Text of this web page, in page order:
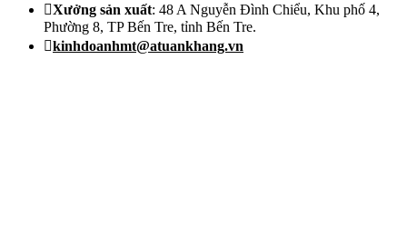
Xưởng sản xuất: 48 A Nguyễn Đình Chiểu, Khu phố 4,
Phường 8, TP Bến Tre, tỉnh Bến Tre.
kinhdoanhmt@atuankhang.vn